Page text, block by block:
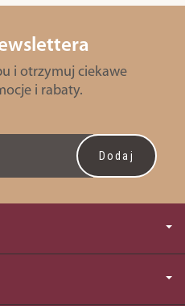
i otrzymuj ciekawe
i rabaty.